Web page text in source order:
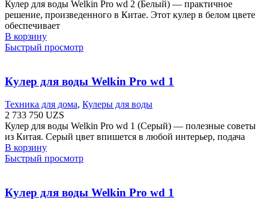
Кулер для воды Welkin Pro wd 2 (Белый) — практичное
решение, произведенного в Китае. Этот кулер в белом цвете
обеспечивает
В корзину
Быстрый просмотр
Кулер для воды Welkin Pro wd 1
Техника для дома, Кулеры для воды
2 733 750 UZS
Кулер для воды Welkin Pro wd 1 (Серый) — полезные советы
из Китая. Серый цвет впишется в любой интерьер, подача
В корзину
Быстрый просмотр
Кулер для воды Welkin Pro wd 1